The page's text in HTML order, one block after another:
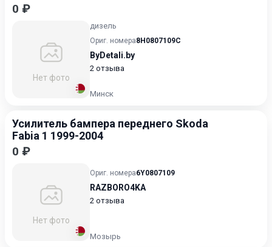
0 ₽
Нет фото
дизель
Ориг. номера8H0807109C
ByDetali.by
2 отзыва
Минск
Усилитель бампера переднего Skoda
Fabia 1 1999-2004
0 ₽
Нет фото
Ориг. номера6Y0807109
RAZBORO4KA
2 отзыва
Мозырь